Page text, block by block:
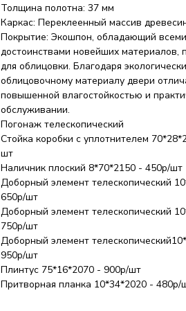
Толщина полотна: 37 мм
Каркас: Переклеенный массив
Покрытие: Экошпон, обладающий всеми
достоинствами новейших материалов,
для облицовки. Благодаря
облицовочному материалу двери
повышенной влагостойкостью и
обслуживании.
Погонаж телескопический
Стойка коробки с уплотнителем
шт
Наличник плоский 8*70*2150 - 450р/шт
Доборный элемент телескопический
650р/шт
Доборный элемент телескопический
750р/шт
Доборный элемент
950р/шт
Плинтус 75*16*2070 - 900р/шт
Притворная планка 10*34*2020 - 480р/